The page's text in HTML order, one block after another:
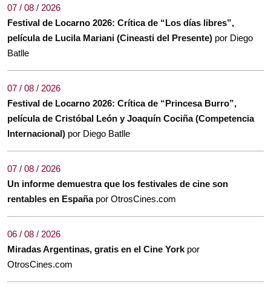
07 / 08 / 2026
Festival de Locarno 2026: Crítica de “Los días libres”,
película de Lucila Mariani (Cineasti del Presente) por Diego
Batlle
07 / 08 / 2026
Festival de Locarno 2026: Crítica de “Princesa Burro”,
película de Cristóbal León y Joaquín Cociña (Competencia
Internacional) por Diego Batlle
07 / 08 / 2026
Un informe demuestra que los festivales de cine son
rentables en España por OtrosCines.com
06 / 08 / 2026
Miradas Argentinas, gratis en el Cine York por
OtrosCines.com